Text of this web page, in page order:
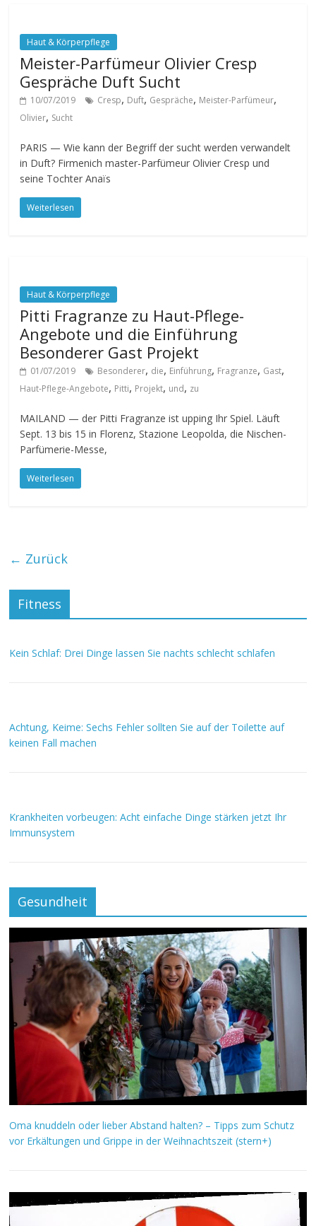
Haut & Körperpflege
Meister-Parfümeur Olivier Cresp
Gespräche Duft Sucht
10/07/2019 Cresp, Duft, Gespräche, Meister-Parfümeur,
Olivier, Sucht
PARIS — Wie kann der Begriff der sucht werden verwandelt
in Duft? Firmenich master-Parfümeur Olivier Cresp und
seine Tochter Anaïs
Weiterlesen
Haut & Körperpflege
Pitti Fragranze zu Haut-Pflege-
Angebote und die Einführung
Besonderer Gast Projekt
01/07/2019 Besonderer, die, Einführung, Fragranze, Gast,
Haut-Pflege-Angebote, Pitti, Projekt, und, zu
MAILAND — der Pitti Fragranze ist upping Ihr Spiel. Läuft
Sept. 13 bis 15 in Florenz, Stazione Leopolda, die Nischen-
Parfümerie-Messe,
Weiterlesen
← Zurück
Fitness
Kein Schlaf: Drei Dinge lassen Sie nachts schlecht schlafen
Achtung, Keime: Sechs Fehler sollten Sie auf der Toilette auf
keinen Fall machen
Krankheiten vorbeugen: Acht einfache Dinge stärken jetzt Ihr
Immunsystem
Gesundheit
Oma knuddeln oder lieber Abstand halten? – Tipps zum Schutz
vor Erkältungen und Grippe in der Weihnachtszeit (stern+)